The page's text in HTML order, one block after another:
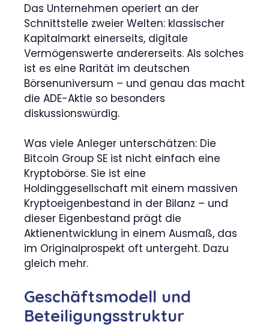
Das Unternehmen operiert an der
Schnittstelle zweier Welten: klassischer
Kapitalmarkt einerseits, digitale
Vermögenswerte andererseits. Als solches
ist es eine Rarität im deutschen
Börsenuniversum – und genau das macht
die ADE-Aktie so besonders
diskussionswürdig.
Was viele Anleger unterschätzen: Die
Bitcoin Group SE ist nicht einfach eine
Kryptobörse. Sie ist eine
Holdinggesellschaft mit einem massiven
Kryptoeigenbestand in der Bilanz – und
dieser Eigenbestand prägt die
Aktienentwicklung in einem Ausmaß, das
im Originalprospekt oft untergeht. Dazu
gleich mehr.
Geschäftsmodell und
Beteiligungsstruktur